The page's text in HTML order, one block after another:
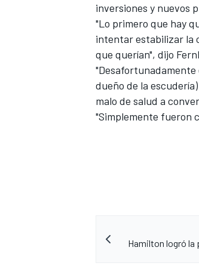
inversiones y nuevos
"Lo primero que hay
intentar estabilizar la
que querían", dijo
"Desafortunadamente
dueño de la
malo de salud a
"Simplemente fueron
Hamilton logró la